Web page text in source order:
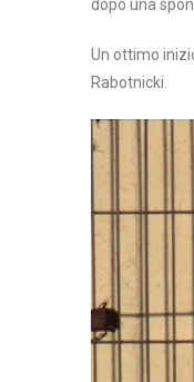
dopo una
Un ottimo
Rabotnicki.